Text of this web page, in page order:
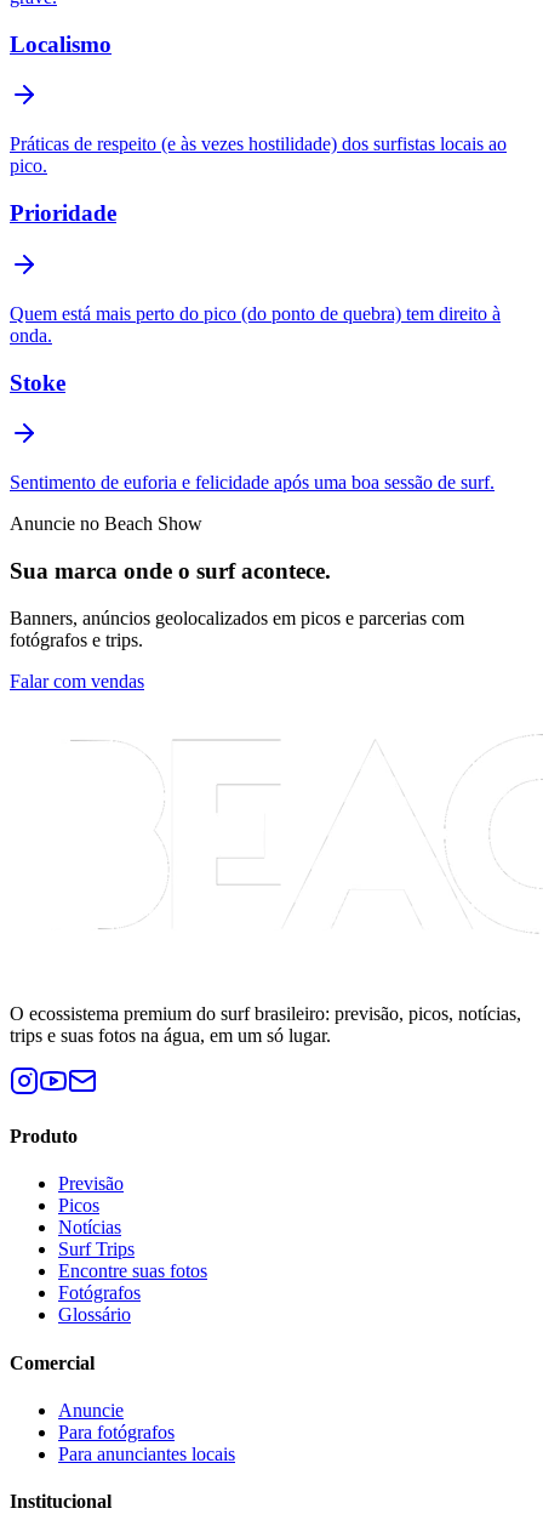
Localismo
Práticas de respeito (e às vezes hostilidade) dos surfistas locais ao
pico.
Prioridade
Quem está mais perto do pico (do ponto de quebra) tem direito à
onda.
Stoke
Sentimento de euforia e felicidade após uma boa sessão de surf.
Anuncie no Beach Show
Sua marca onde o surf acontece.
Banners, anúncios geolocalizados em picos e parcerias com
fotógrafos e trips.
Falar com vendas
O ecossistema premium do surf brasileiro: previsão, picos, notícias,
trips e suas fotos na água, em um só lugar.
Produto
Previsão
Picos
Notícias
Surf Trips
Encontre suas fotos
Fotógrafos
Glossário
Comercial
Anuncie
Para fotógrafos
Para anunciantes locais
Institucional